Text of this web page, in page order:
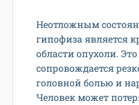
Неотложным
гипофиза является
области опухоли.
сопровождается
головной болью и
Человек может